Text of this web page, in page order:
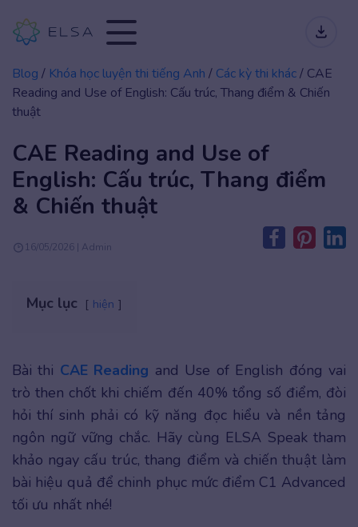
Blog / Khóa học luyện thi tiếng Anh / Các kỳ thi khác/ CAE
Reading and Use of English: Cấu trúc, Thang điểm & Chiến
thuật
CAE Reading and Use of
English: Cấu trúc, Thang điểm
& Chiến thuật
16/05/2026 | Admin
Mục lục hiện
Bài thi CAE Reading and Use of English đóng vai
trò then chốt khi chiếm đến 40% tổng số điểm, đòi
hỏi thí sinh phải có kỹ năng đọc hiểu và nền tảng
ngôn ngữ vững chắc. Hãy cùng ELSA Speak tham
khảo ngay cấu trúc, thang điểm và chiến thuật làm
bài hiệu quả để chinh phục mức điểm C1 Advanced
tối ưu nhất nhé!